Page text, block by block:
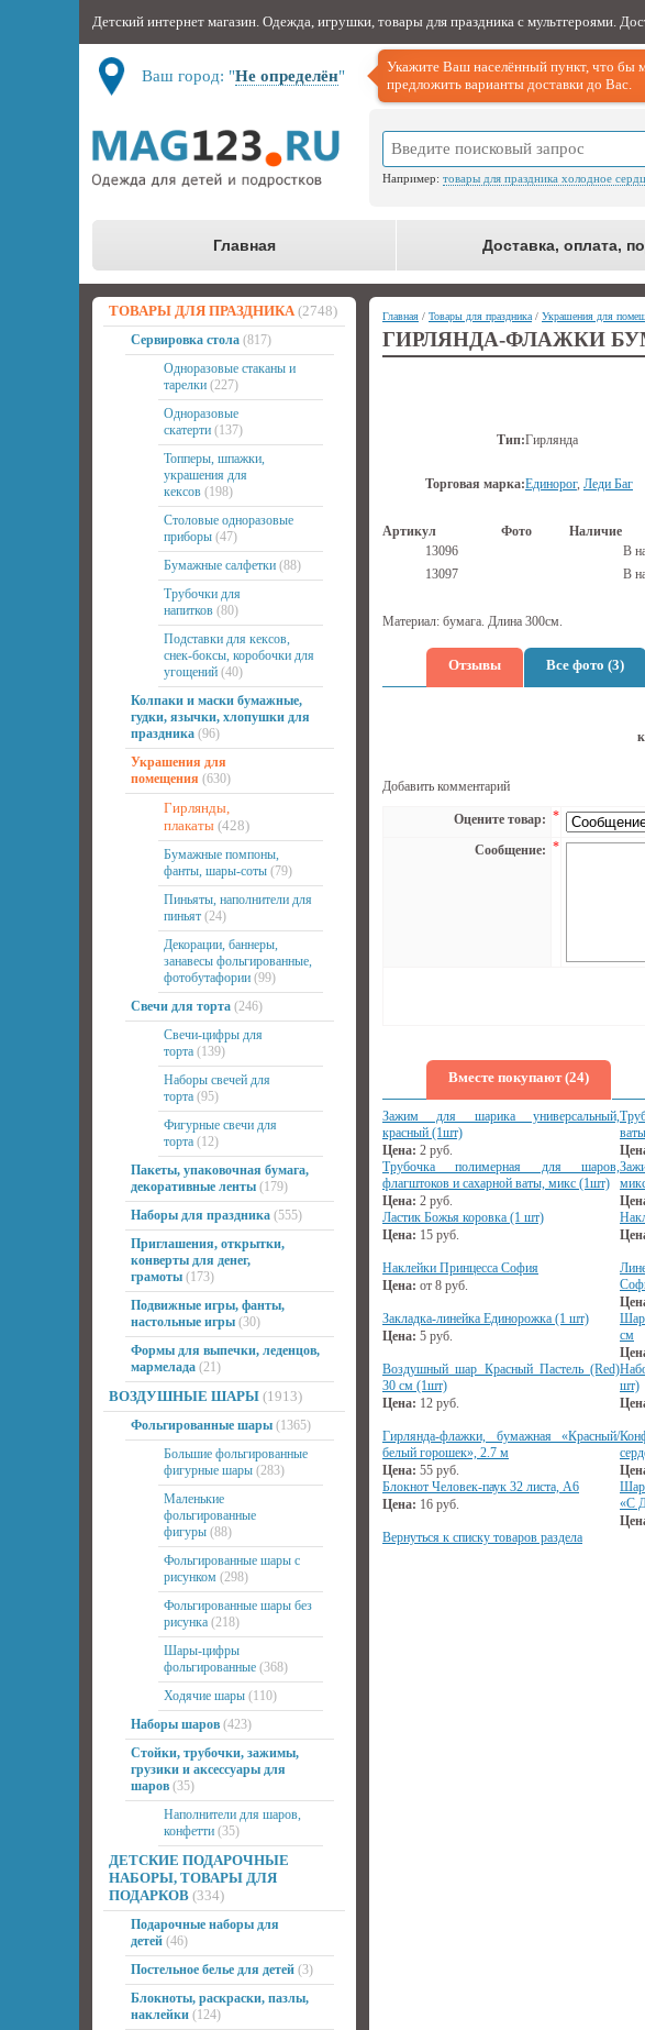
Детский интернет магазин. Одежда, игрушки, товары для праздника с мультгероями.
Ваш город: "Не определён"
Укажите Ваш населённый пункт, что бы
предложить варианты доставки до Вас.
Например: товары для праздника холодное
Главная Доставка, оплата,
ТОВАРЫ ДЛЯ ПРАЗДНИКА (2748)
Сервировка стола (817)
Одноразовые стаканы и
тарелки (227)
Одноразовые
скатерти (137)
Топперы, шпажки,
украшения для
кексов (198)
Столовые одноразовые
приборы (47)
Бумажные салфетки (88)
Трубочки для
напитков (80)
Подставки для кексов,
снек-боксы, коробочки для
угощений (40)
Колпаки и маски бумажные,
гудки, язычки, хлопушки для
праздника (96)
Украшения для
помещения (630)
Гирлянды,
плакаты (428)
Бумажные помпоны,
фанты, шары-соты (79)
Пиньяты, наполнители для
пиньят (24)
Декорации, баннеры,
занавесы фольгированные,
фотобутафории (99)
Свечи для торта (246)
Свечи-цифры для
торта (139)
Наборы свечей для
торта (95)
Фигурные свечи для
торта (12)
Пакеты, упаковочная бумага,
декоративные ленты (179)
Наборы для праздника (555)
Приглашения, открытки,
конверты для денег,
грамоты (173)
Подвижные игры, фанты,
настольные игры (30)
Формы для выпечки, леденцов,
мармелада (21)
ВОЗДУШНЫЕ ШАРЫ (1913)
Фольгированные шары (1365)
Большие фольгированные
фигурные шары (283)
Маленькие
фольгированные
фигуры (88)
Фольгированные шары с
рисунком (298)
Фольгированные шары без
рисунка (218)
Шары-цифры
фольгированные (368)
Ходячие шары (110)
Наборы шаров (423)
Стойки, трубочки, зажимы,
грузики и аксессуары для
шаров (35)
Наполнители для шаров,
конфетти (35)
ДЕТСКИЕ ПОДАРОЧНЫЕ
НАБОРЫ, ТОВАРЫ ДЛЯ
ПОДАРКОВ (334)
Подарочные наборы для
детей (46)
Постельное белье для детей (3)
Блокноты, раскраски, пазлы,
наклейки (124)
Главная / Товары для праздника / Украшения для
ГИРЛЯНДА-ФЛАЖКИ
Тип:Гирлянда
Торговая марка:Единорог, Леди Баг
Артикул Фото Наличие
13096
В
13097
В
Материал: бумага. Длина 300см.
Отзывы Все фото (3)
Добавить комментарий
Оцените товар: *
Сообщение: *
Вместе покупают (24)
Зажим для шарика универсальный,
красный (1шт)
Цена: 2 руб.
Трубочка полимерная для шаров,
флагштоков и сахарной ваты, микс (1шт)
Цена: 2 руб.
Ластик Божья коровка (1 шт)
Цена: 15 руб.
Наклейки Принцесса София
Цена: от 8 руб.
Закладка-линейка Единорожка (1 шт)
Цена: 5 руб.
см
Воздушный шар Красный Пастель (Red)
30 см (1шт)
Цена: 12 руб.
шт)
Гирлянда-флажки, бумажная «Красный/
белый горошек», 2.7 м
Цена: 55 руб.
Блокнот Человек-паук 32 листа, А6
Цена: 16 руб.
«С
Вернуться к списку товаров раздела